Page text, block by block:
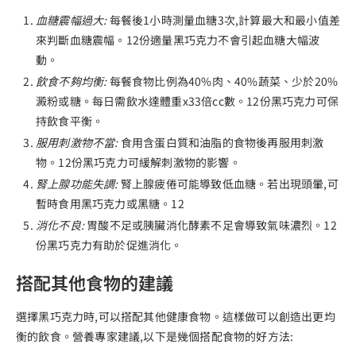
血糖震幅過大:每餐後1小時測量血糖3次,計算最大和最小值差
來判斷血糖震幅。12份適量黑巧克力不會引起血糖大幅波
動。
飲食不夠均衡:每餐食物比例為40%肉、40%蔬菜、少於20%
澱粉或糖。每日需飲水達體重x33倍cc數。12份黑巧克力可保
持飲食平衡。
服用刺激物不當:食用含蛋白質和油脂的食物後再服用刺激
物。12份黑巧克力可緩解刺激物的影響。
腎上腺功能失調:腎上腺疲倦可能導致低血糖。若出現頭暈,可
暫時食用黑巧克力或黑糖。12
消化不良:胃酸不足或胰臟消化酵素不足會導致氣味濃烈。12
份黑巧克力有助於促進消化。
搭配其他食物的建議
選擇黑巧克力時,可以搭配其他健康食物。這樣做可以創造出更均
衡的飲食。營養專家建議,以下是幾個搭配食物的好方法: